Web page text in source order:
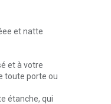
et natte
et à votre
toute porte ou
étanche, qui